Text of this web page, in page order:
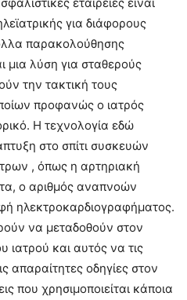
για διάφορους
παρακολούθησης
μια λύση για σταθερούς
την τακτική τους
προφανώς ο ιατρός
Η τεχνολογία εδώ
στο σπίτι συσκευών
, όπως η αρτηριακή
ο αριθμός αναπνοών
ηλεκτροκαρδιογραφήματος.
να μεταδοθούν στον
ιατρού και αυτός να τις
απαραίτητες οδηγίες στον
που χρησιμοποιείται κάποια